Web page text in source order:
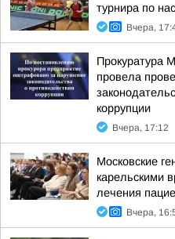
турнира по
Вчера,
Прокуратура
провела
коррупции
Вчера, 17:12
Московские
карельскими
лечения
Вчера,